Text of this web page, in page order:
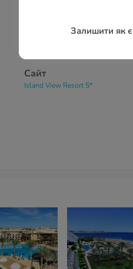
Залишити як є
Сайт
Island View Resort 5*